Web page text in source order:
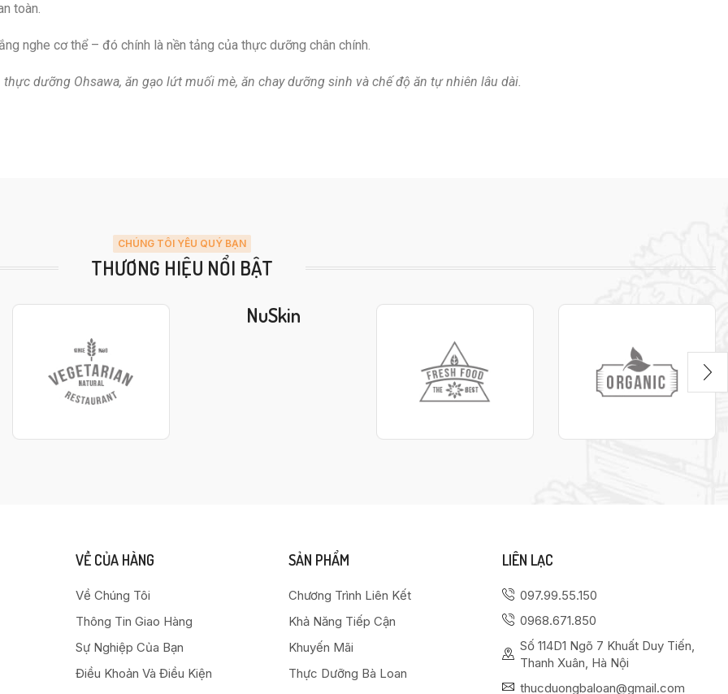
toàn.
nghe cơ thể – đó chính là nền tảng của thực dưỡng chân chính.
dưỡng Ohsawa, ăn gạo lứt muối mè, ăn chay dưỡng sinh và chế độ ăn tự nhiên lâu dài.
CHÚNG TÔI YÊU QUÝ BẠN
THƯƠNG HIỆU NỔI BẬT
NuSkin
VỀ CỦA HÀNG
Về Chúng Tôi
Thông Tin Giao Hàng
Sự Nghiệp Của Bạn
Điều Khoản Và Điều Kiện
SẢN PHẨM
Chương Trình Liên Kết
Khả Năng Tiếp Cận
Khuyến Mãi
Thực Dưỡng Bà Loan
LIÊN LẠC
097.99.55.150
0968.671.850
Số 114D1 Ngõ 7 Khuất Duy Tiến,
Thanh Xuân, Hà Nội
thucduongbaloan@gmail.com